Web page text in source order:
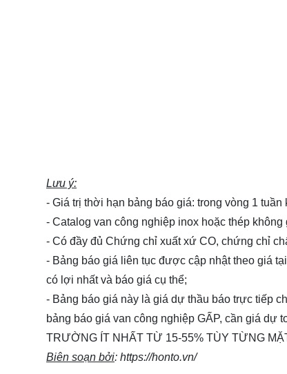
Lưu ý:
- Giá trị thời hạn bảng báo giá: trong vòng 1 tuần
- Catalog van công nghiệp inox hoặc thép
- Có đầy đủ Chứng chỉ xuất xứ CO, chứng chỉ
- Bảng báo giá liên tục được cập nhật theo giá
có lợi nhất và báo giá cụ thể;
- Bảng báo giá này là giá dự thầu báo trực tiếp
bảng báo giá van công nghiệp GẤP, cần giá dự
TRƯỜNG ÍT NHẤT TỪ 15-55% TÙY TỪNG
Biên soạn bởi: https://honto.vn/